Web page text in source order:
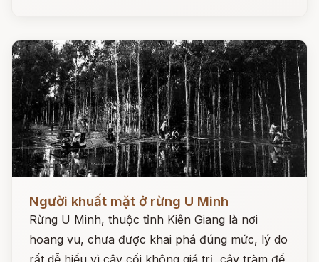
Người khuất mặt ở rừng U Minh
Rừng U Minh, thuộc tỉnh Kiên Giang là nơi
hoang vu, chưa được khai phá đúng mức, lý do
rất dễ hiểu vì cây cối không giá trị, cây tràm để